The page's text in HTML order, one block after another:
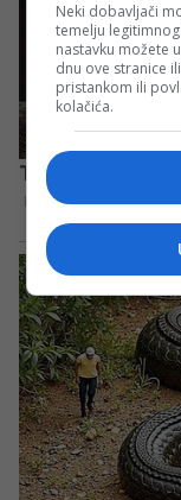
Neki dobavljači
temelju
nastavku možete
dnu ove stranice
pristankom ili
kolačića.